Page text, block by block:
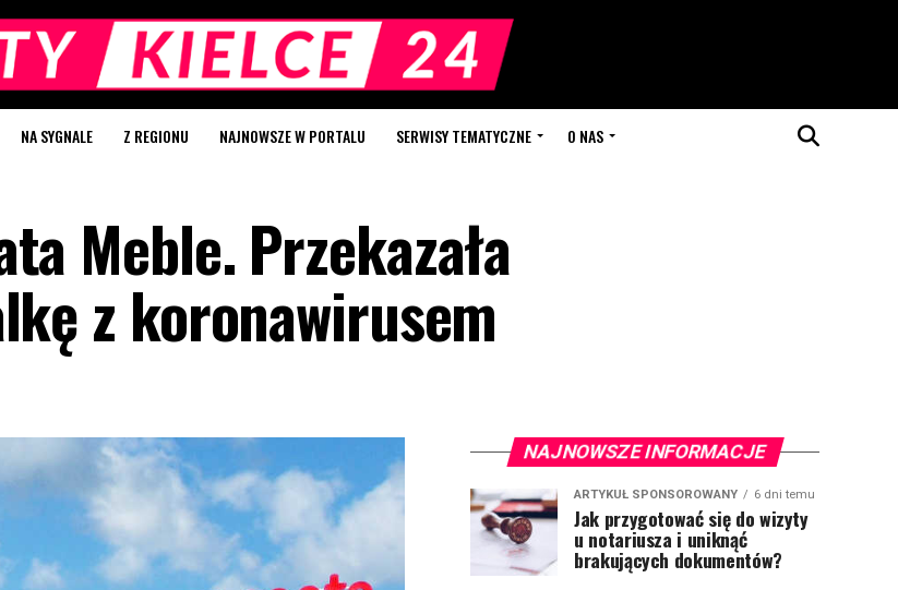
NA SYGNALE Z REGIONU NAJNOWSZE W PORTALU SERWISY TEMATYCZNE O NAS
Meble. Przekazała
z koronawirusem
NAJNOWSZE INFORMACJE
ARTYKUŁ SPONSOROWANY 6 dni temu
Jak przygotować się do wizyty
u notariusza i uniknąć
brakujących dokumentów?